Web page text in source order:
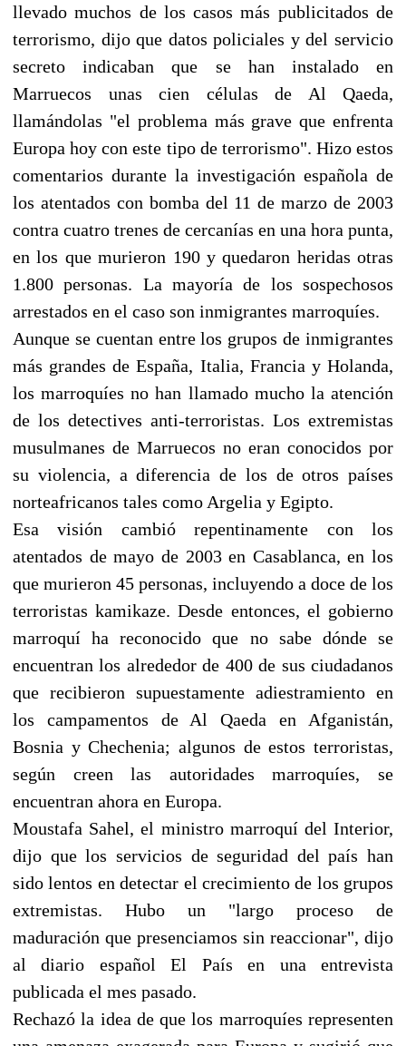
llevado muchos de los casos más publicitados de
terrorismo, dijo que datos policiales y del servicio
secreto indicaban que se han instalado en
Marruecos unas cien células de Al Qaeda,
llamándolas "el problema más grave que enfrenta
Europa hoy con este tipo de terrorismo". Hizo estos
comentarios durante la investigación española de
los atentados con bomba del 11 de marzo de 2003
contra cuatro trenes de cercanías en una hora punta,
en los que murieron 190 y quedaron heridas otras
1.800 personas. La mayoría de los sospechosos
arrestados en el caso son inmigrantes marroquíes.
Aunque se cuentan entre los grupos de inmigrantes
más grandes de España, Italia, Francia y Holanda,
los marroquíes no han llamado mucho la atención
de los detectives anti-terroristas. Los extremistas
musulmanes de Marruecos no eran conocidos por
su violencia, a diferencia de los de otros países
norteafricanos tales como Argelia y Egipto.
Esa visión cambió repentinamente con los
atentados de mayo de 2003 en Casablanca, en los
que murieron 45 personas, incluyendo a doce de los
terroristas kamikaze. Desde entonces, el gobierno
marroquí ha reconocido que no sabe dónde se
encuentran los alrededor de 400 de sus ciudadanos
que recibieron supuestamente adiestramiento en
los campamentos de Al Qaeda en Afganistán,
Bosnia y Chechenia; algunos de estos terroristas,
según creen las autoridades marroquíes, se
encuentran ahora en Europa.
Moustafa Sahel, el ministro marroquí del Interior,
dijo que los servicios de seguridad del país han
sido lentos en detectar el crecimiento de los grupos
extremistas. Hubo un "largo proceso de
maduración que presenciamos sin reaccionar", dijo
al diario español El País en una entrevista
publicada el mes pasado.
Rechazó la idea de que los marroquíes representen